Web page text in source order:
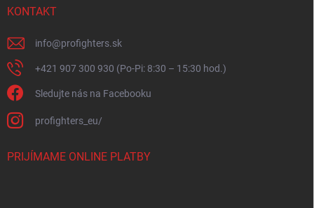
KONTAKT
info@profighters.sk
+421 907 300 930 (Po-Pi: 8:30 – 15:30 hod.)
Sledujte nás na Facebooku
profighters_eu/
PRIJÍMAME ONLINE PLATBY